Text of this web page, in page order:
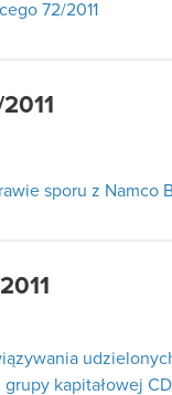
72/2011
sporu z Namco
kapitałowej